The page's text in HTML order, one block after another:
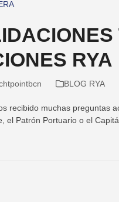
RYA
BLOG RYA
recibido muchas preguntas
el Patrón Portuario o el